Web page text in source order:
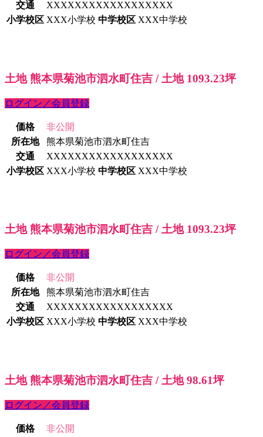
交通
XXXXXXXXXXXXXXXXXX
小学校区 XXX小学校 中学校区 XXX中学校
土地 熊本県菊池市泗水町住吉 / 土地 1093.23坪
ログイン／会員登録
価格
非公開
所在地
熊本県菊池市泗水町住吉
交通
XXXXXXXXXXXXXXXXXX
小学校区 XXX小学校 中学校区 XXX中学校
土地 熊本県菊池市泗水町住吉 / 土地 1093.23坪
ログイン／会員登録
価格
非公開
所在地
熊本県菊池市泗水町住吉
交通
XXXXXXXXXXXXXXXXXX
小学校区 XXX小学校 中学校区 XXX中学校
土地 熊本県菊池市泗水町住吉 / 土地 98.61坪
ログイン／会員登録
価格
非公開